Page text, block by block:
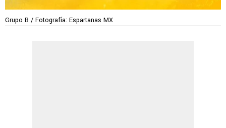
Grupo B / Fotografía: Espartanas MX